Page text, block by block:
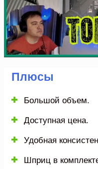
Плюсы
Большой объем.
Доступная цена.
Удобная
Шприц в